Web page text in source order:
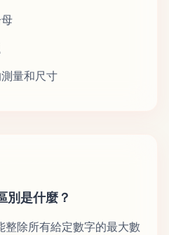
量和尺寸
別是什麼？
整除所有給定數字的最大數